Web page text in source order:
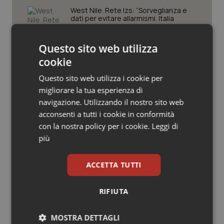
Veneto
Oncoematologia
Oncologia & Nutrizione
Psoriasi & pelle
Quotidiano Cardiologia
Quotidiano Chirurgia
Quotidiano Oncologia
West Nile. Rete Izs: “Sorveglianza e
dati per evitare allarmismi. Italia
pronta”
le istruzioni per il Data Matrix. Entro l’8
febbraio 2027 l’adeguamento dei
sistemi
Formazione Medicina Generale.
Fimmg: “Rischio altissimo di perdere
borse e lasciare migliaia di cittadini
senza medico. Serve decreto di
mobilità volontaria interregionale”
Ultime analisi e review da QS Pro
Questo sito web utilizza
cookie
Questo sito web utilizza i cookie per
migliorare la tua esperienza di
navigazione. Utilizzando il nostro sito web
acconsenti a tutti i cookie in conformità
con la nostra policy per i cookie. Leggi di
più
ACCETTA TUTTI
RIFIUTA
MOSTRA DETTAGLI